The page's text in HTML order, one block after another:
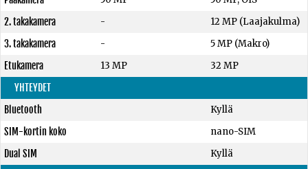
2. takakamera
-
12 MP (Laajakulma)
3. takakamera
-
5 MP (Makro)
Etukamera
13 MP
32 MP
YHTEYDET
Bluetooth
Kyllä
SIM-kortin koko
nano-SIM
Dual SIM
Kyllä